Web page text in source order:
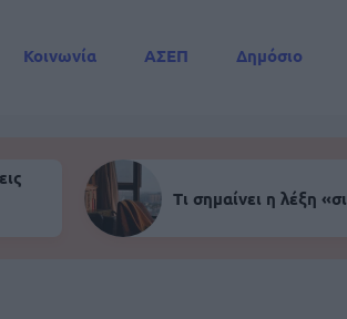
Κοινωνία ΑΣΕΠ
Δημόσιο
Τι σημαίνει η λέξη